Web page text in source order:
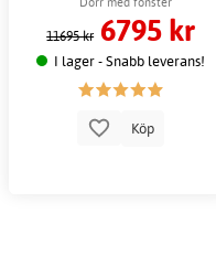
11695 kr 6795 kr
I lager - Snabb leverans!
Köp